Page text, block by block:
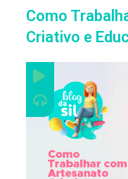
Como
Criativo e